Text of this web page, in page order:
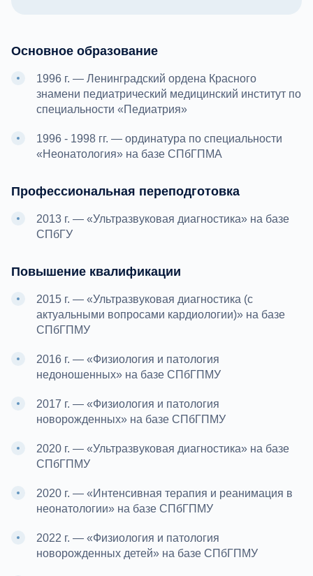
Основное образование
1996 г. — Ленинградский ордена Красного
знамени педиатрический медицинский институт по
специальности «Педиатрия»
1996 - 1998 гг. — ординатура по специальности
«Неонатология» на базе СПбГПМА
Профессиональная переподготовка
2013 г. — «Ультразвуковая диагностика» на базе
СПбГУ
Повышение квалификации
2015 г. — «Ультразвуковая диагностика (с
актуальными вопросами кардиологии)» на базе
СПбГПМУ
2016 г. — «Физиология и патология
недоношенных» на базе СПбГПМУ
2017 г. — «Физиология и патология
новорожденных» на базе СПбГПМУ
2020 г. — «Ультразвуковая диагностика» на базе
СПбГПМУ
2020 г. — «Интенсивная терапия и реанимация в
неонатологии» на базе СПбГПМУ
2022 г. — «Физиология и патология
новорожденных детей» на базе СПбГПМУ